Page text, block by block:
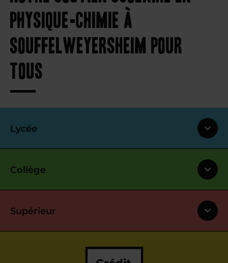
physique-chimie à
Souffelweyersheim pour
tous
Lycée
Collège
Supérieur